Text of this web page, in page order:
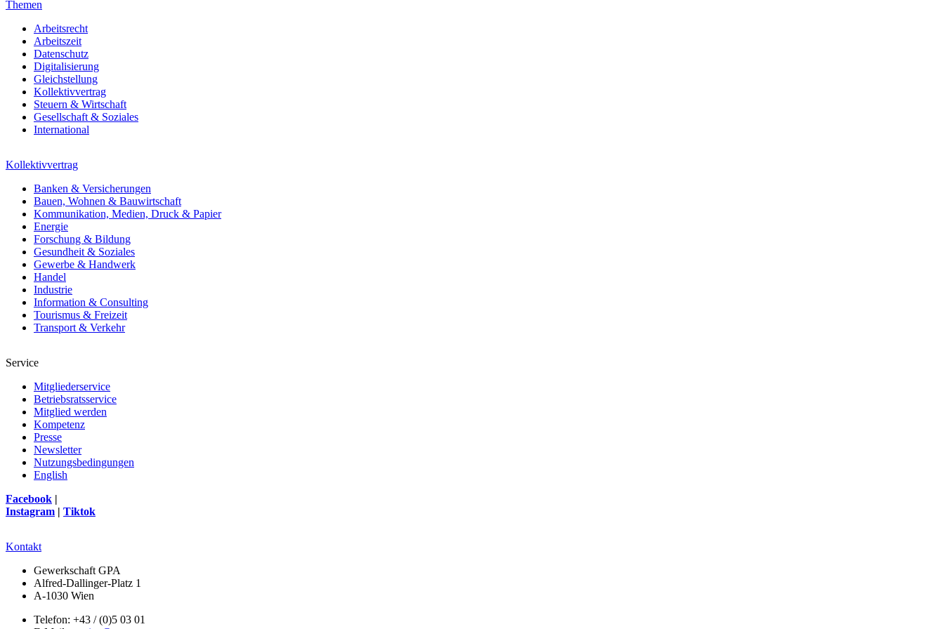
Themen
Arbeitsrecht
Arbeitszeit
Datenschutz
Digitalisierung
Gleichstellung
Kollektivvertrag
Steuern & Wirtschaft
Gesellschaft & Soziales
International
Kollektivvertrag
Banken & Versicherungen
Bauen, Wohnen & Bauwirtschaft
Kommunikation, Medien, Druck & Papier
Energie
Forschung & Bildung
Gesundheit & Soziales
Gewerbe & Handwerk
Handel
Industrie
Information & Consulting
Tourismus & Freizeit
Transport & Verkehr
Service
Mitgliederservice
Betriebsratsservice
Mitglied werden
Kompetenz
Presse
Newsletter
Nutzungsbedingungen
English
Facebook |
Instagram | Tiktok
Kontakt
Gewerkschaft GPA
Alfred-Dallinger-Platz 1
A-1030 Wien
Telefon: +43 / (0)5 03 01